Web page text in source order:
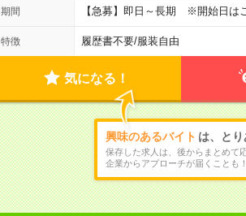
期間 【急募】即日～長期 ※開始日は
特徴 履歴書不要/服装自由
気になる！
興味のあるバイト は、と
保存した求人は、後からまとめて
企業からアプローチが届くことも！